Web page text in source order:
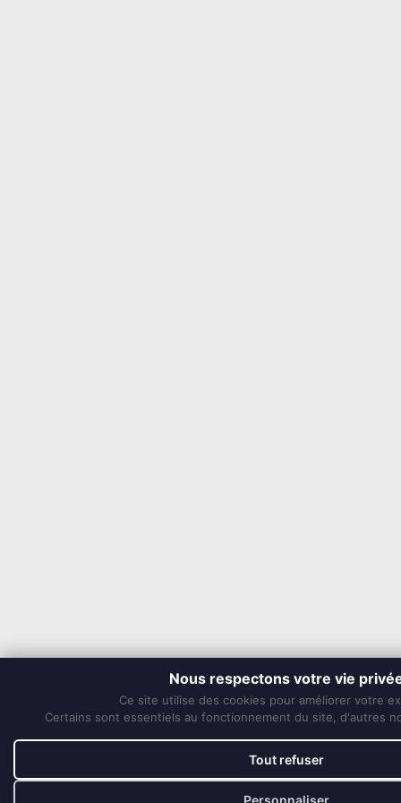
Nous respectons votre vie
Ce site utilise des cookies pour améliorer votre
Certains sont essentiels au fonctionnement du site, d'autres
Tout refuser
Personnaliser